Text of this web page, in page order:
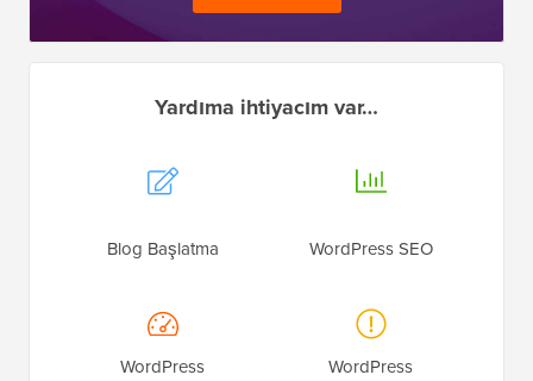
Yardıma ihtiyacım var…
Blog Başlatma WordPress SEO
WordPress
WordPress